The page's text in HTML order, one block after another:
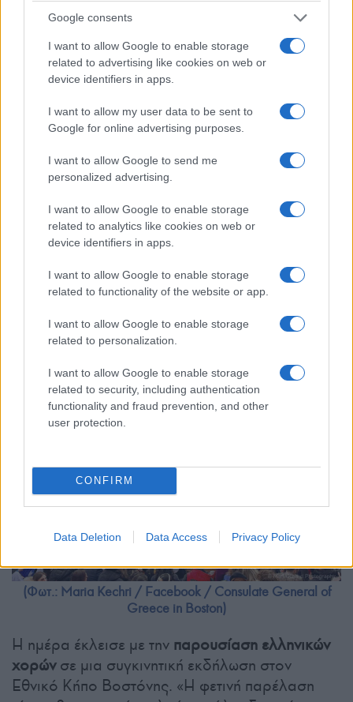
Google consents
I want to allow Google to enable storage
related to advertising like cookies on web or
device identifiers in apps.
I want to allow my user data to be sent to
Google for online advertising purposes.
I want to allow Google to send me
personalized advertising.
I want to allow Google to enable storage
related to analytics like cookies on web or
device identifiers in apps.
I want to allow Google to enable storage
related to functionality of the website or app.
I want to allow Google to enable storage
related to personalization.
I want to allow Google to enable storage
related to security, including authentication
functionality and fraud prevention, and other
user protection.
CONFIRM
Data Deletion Data Access Privacy Policy
(Φωτ.: Maria Kechri / Facebook / Consulate General of
Greece in Boston)
(Φωτ.: Maria Kechri / Facebook / Consulate General of
Greece in Boston)
Η ημέρα έκλεισε με την παρουσίαση ελληνικών
χορώνσε μια συγκινητική εκδήλωση στον
Εθνικό Κήπο Βοστόνης. «Η φετινή παρέλαση